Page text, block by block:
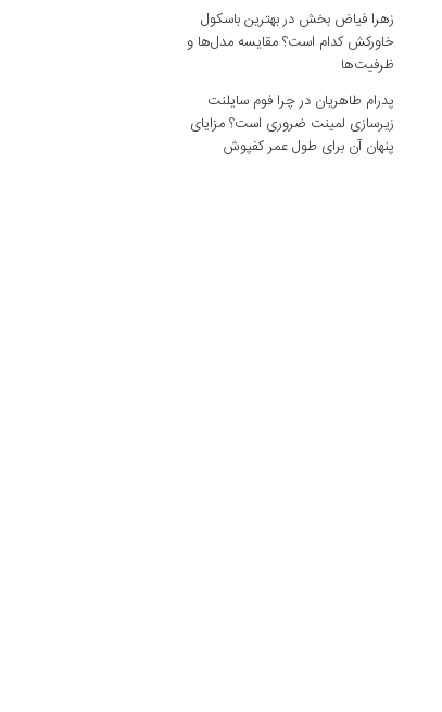
زهرا فیاض بخش دربهترین باسکول
خاورکش کدام است؟ مقایسه مدل‌ها و
ظرفیت‌ها
پدرام طاهریان درچرا فوم سایلنت
زیرسازی لمینت ضروری است؟ مزایای
پنهان آن برای طول عمر کفپوش